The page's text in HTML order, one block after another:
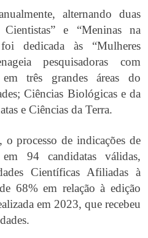
alternando duas
e “Meninas na
dedicada às “Mulheres
pesquisadoras com
três grandes áreas do
Ciências Biológicas e da
e Ciências da Terra.
processo de indicações de
em 94 candidatas válidas,
Científicas Afiliadas à
68% em relação à edição
em 2023, que recebeu